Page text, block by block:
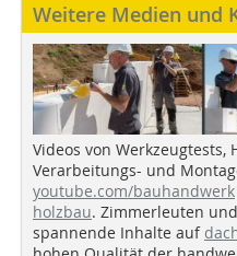
Weitere Medien und
Videos von Werkzeugtests,
Verarbeitungs- und
youtube.com/bauhandwerk
holzbau. Zimmerleuten
spannende Inhalte auf